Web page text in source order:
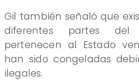
Gil también señaló que
diferentes partes
pertenecen al Estado
han sido congeladas
ilegales.